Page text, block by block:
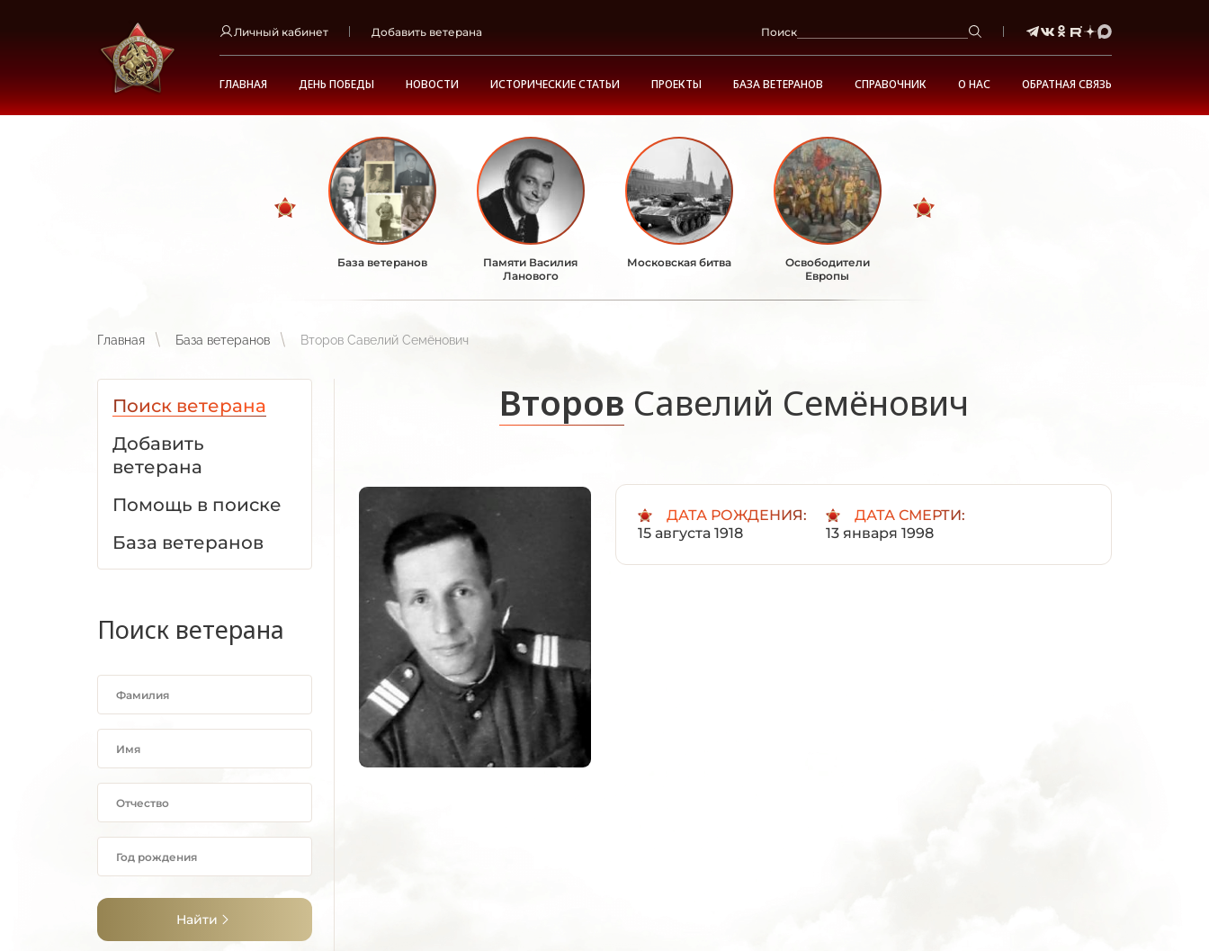
Личный кабинет Добавить ветерана Поиск
ГЛАВНАЯ ДЕНЬ ПОБЕДЫ НОВОСТИ ИСТОРИЧЕСКИЕ СТАТЬИ ПРОЕКТЫ БАЗА ВЕТЕРАНОВ СПРАВОЧНИК О НАС ОБРАТНАЯ СВЯЗЬ
База ветеранов
Памяти Василия
Ланового
Московская битва
Освободители
Европы
Главная База ветеранов Второв Савелий Семёнович
Поиск ветерана
Добавить
ветерана
Помощь в поиске
База ветеранов
Поиск ветерана
Найти
Второв Савелий Семёнович
ДАТА РОЖДЕНИЯ:
15 августа 1918
ДАТА СМЕРТИ:
13 января 1998